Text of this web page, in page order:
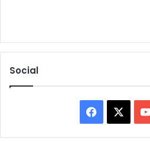
Social
Facebook